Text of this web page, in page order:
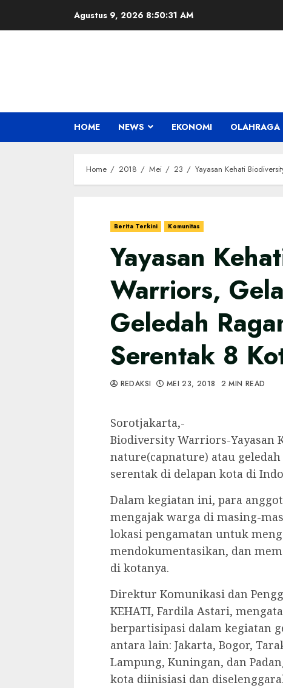
Agustus 9, 2026 8:50:32 AM
HOME NEWS EKONOMI OLAHRAGA
Home 2018 Mei 23 Yayasan Kehati
Berita Terkini Komunitas
Yayasan
Warriors,
Geledah
Serentak 8
REDAKSI MEI 23, 2018 2 MIN READ
Sorotjakarta,-
Biodiversity Warriors-Yayasan
nature(capnature) atau
serentak di delapan kota di
Dalam kegiatan ini, para
mengajak warga di masing-
lokasi pengamatan untuk
mendokumentasikan, dan
di kotanya.
Direktur Komunikasi dan
KEHATI, Fardila Astari,
berpartisipasi dalam kegiatan
antara lain: Jakarta, Bogor,
Lampung, Kuningan, dan
kota diinisiasi dan